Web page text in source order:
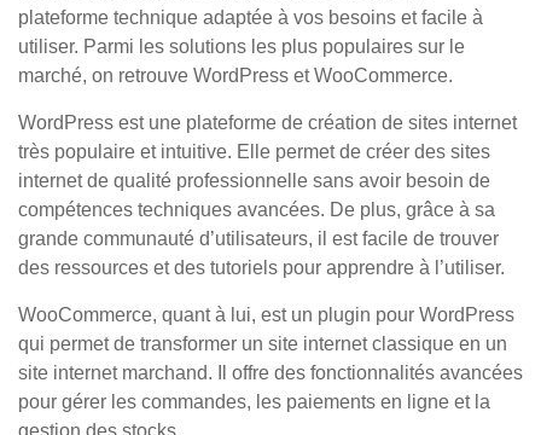
plateforme technique adaptée à vos besoins et facile à
utiliser. Parmi les solutions les plus populaires sur le
marché, on retrouve WordPress et WooCommerce.
WordPress est une plateforme de création de sites internet
très populaire et intuitive. Elle permet de créer des sites
internet de qualité professionnelle sans avoir besoin de
compétences techniques avancées. De plus, grâce à sa
grande communauté d’utilisateurs, il est facile de trouver
des ressources et des tutoriels pour apprendre à l’utiliser.
WooCommerce, quant à lui, est un plugin pour WordPress
qui permet de transformer un site internet classique en un
site internet marchand. Il offre des fonctionnalités avancées
pour gérer les commandes, les paiements en ligne et la
gestion des stocks.